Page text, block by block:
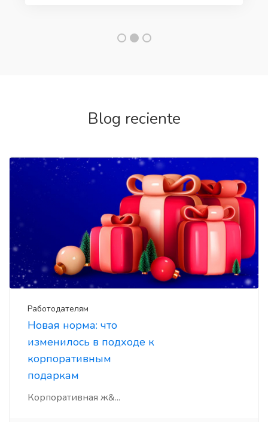
Blog reciente
Работодателям
Новая норма: что
изменилось в подходе к
корпоративным
подаркам
Корпоративная ж&...